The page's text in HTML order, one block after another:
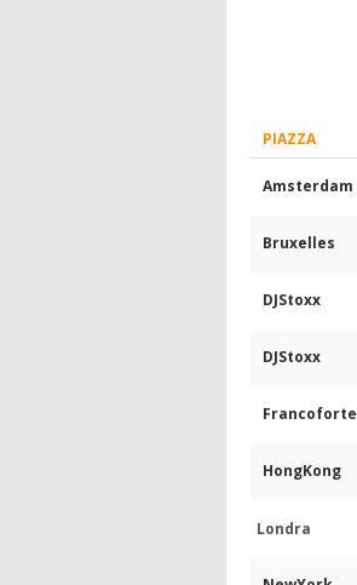
PIAZZA
Amsterdam
Bruxelles
DJStoxx
DJStoxx
Francoforte
HongKong
Londra